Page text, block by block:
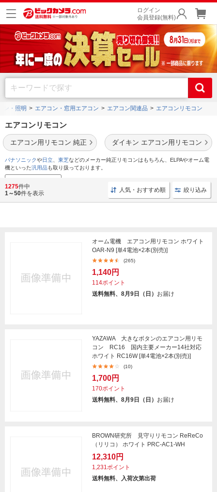
ログイン
会員登録(無料)
ン・照明 エアコン・窓用エアコン エアコン関連品 エアコンリモコン
エアコンリモコン
エアコン用リモコン 純正 ダイキン エアコン用リモコン
パナソニックや日立 東芝などのメーカー純正リモコンはもちろん、ELPAやオーム電
機といった汎用品も取り扱っております。
純正リモコン対応表
1275件中
1～50件を表示 人気・おすすめ順 絞り込み
オーム電機 エアコン用リモコン ホワイト
OAR-N9 [単4電池×2本(別売)]
(265)
1,140円
114ポイント
送料無料、8月9日（日） お届け
YAZAWA 大きなボタンのエアコン用リモ
コン RC16 国内主要メーカー14社対応
ホワイト RC16W [単4電池×2本(別売)]
(10)
1,700円
170ポイント
送料無料、8月9日（日） お届け
BROWN研究所 見守りリモコン ReReCo
（リリコ） ホワイト PRC-AC1-WH
12,310円
1,231ポイント
送料無料、入荷次第出荷